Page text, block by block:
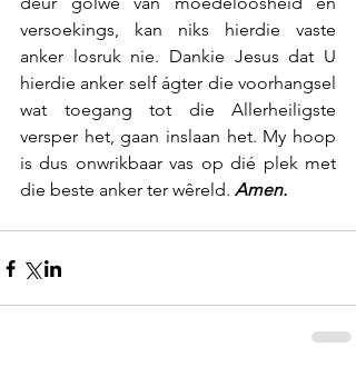
versoekings, kan niks hierdie vaste
anker losruk nie. Dankie Jesus dat U
hierdie anker self ágter die voorhangsel
wat toegang tot die Allerheiligste
versper het, gaan inslaan het. My hoop
is dus onwrikbaar vas op dié plek met
die beste anker ter wêreld. Amen.